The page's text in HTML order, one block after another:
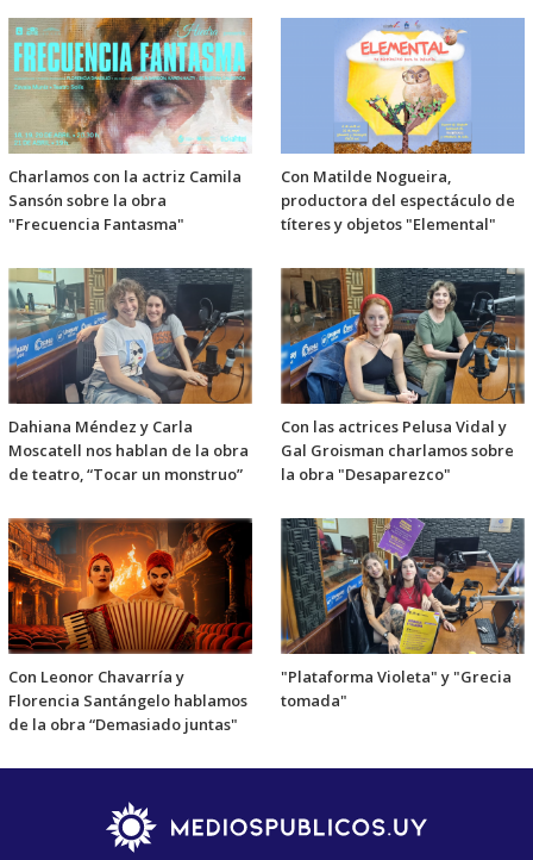
Charlamos con la actriz Camila
Sansón sobre la obra
"Frecuencia Fantasma"
Con Matilde Nogueira,
productora del espectáculo de
títeres y objetos "Elemental"
Dahiana Méndez y Carla
Moscatell nos hablan de la obra
de teatro, “Tocar un monstruo”
Con las actrices Pelusa Vidal y
Gal Groisman charlamos sobre
la obra "Desaparezco"
Con Leonor Chavarría y
Florencia Santángelo hablamos
de la obra “Demasiado juntas"
"Plataforma Violeta" y "Grecia
tomada"